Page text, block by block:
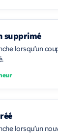
supprimé
lorsqu’un
lorsqu’un